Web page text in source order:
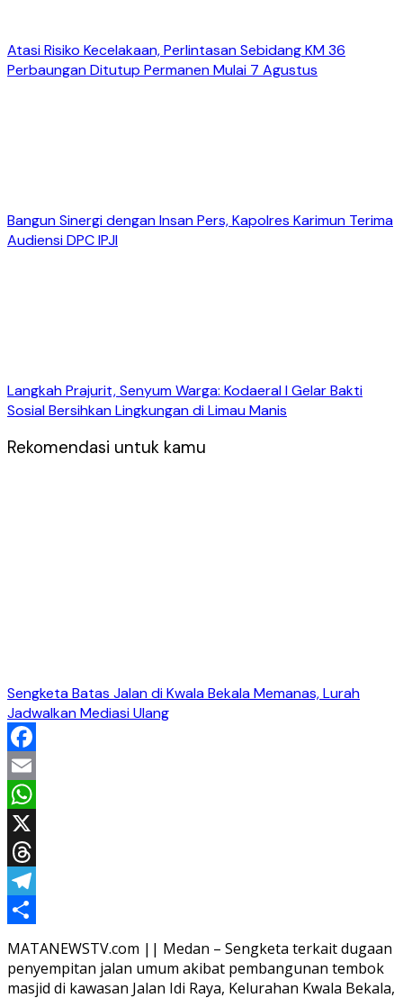
Atasi Risiko Kecelakaan, Perlintasan Sebidang KM 36
Perbaungan Ditutup Permanen Mulai 7 Agustus
Bangun Sinergi dengan Insan Pers, Kapolres Karimun Terima
Audiensi DPC IPJI
Langkah Prajurit, Senyum Warga: Kodaeral I Gelar Bakti
Sosial Bersihkan Lingkungan di Limau Manis
Rekomendasi untuk kamu
Sengketa Batas Jalan di Kwala Bekala Memanas, Lurah
Jadwalkan Mediasi Ulang
Facebook
Email
WhatsApp
X
Threads
Telegram
Share
MATANEWSTV.com || Medan – Sengketa terkait dugaan
penyempitan jalan umum akibat pembangunan tembok
masjid di kawasan Jalan Idi Raya, Kelurahan Kwala Bekala,